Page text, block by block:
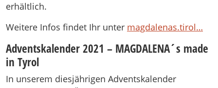
erhältlich.
Weitere Infos findet Ihr unter magdalenas.tirol…
Adventskalender 2021 – MAGDALENA´s made
in Tyrol
In unserem diesjährigen Adventskalender